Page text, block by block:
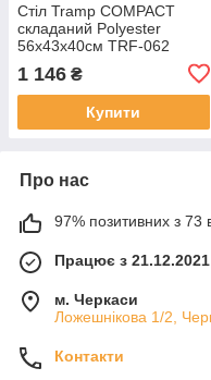
Стіл Tramp COMPACT
складаний Polyester
56х43х40см TRF-062
1 146 ₴
Купити
Про нас
97% позитивних з 73
Працює з 21.12.2021
м. Черкаси
Ложешнікова 1/2,
Контакти